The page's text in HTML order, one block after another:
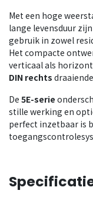
Met een hoge
lange levensduur
gebruik in zowel
Het compacte
verticaal als
DIN rechts
De 5E-serie
stille werking en
perfect inzetbaar is